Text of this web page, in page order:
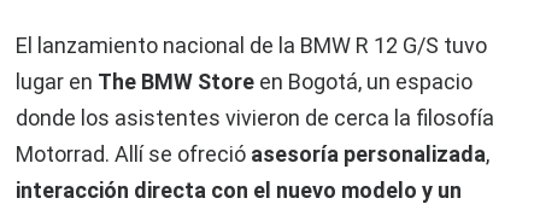
El lanzamiento nacional de la BMW R 12 G/S tuvo
lugar en The BMW Store en Bogotá, un espacio
donde los asistentes vivieron de cerca la filosofía
Motorrad. Allí se ofreció asesoría personalizada,
interacción directa con el nuevo modelo y un